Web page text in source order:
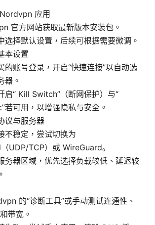
应用
官方网站获取最新版本安装包。
选择默认设置，后续可根据需要微调。
本设置
的账号登录，开启“快速连接”以自动选
器。
启“ Kill Switch”（断网保护）与“
若可用，以增强隐私与安全。
议与服务器
不稳定，尝试切换为
UDP/TCP）或 WireGuard。
务器区域，优先选择负载较低、延迟较
的“诊断工具”或手动测试连通性、
带宽。